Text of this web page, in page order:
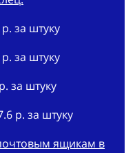
за штуку
за штуку
за штуку
р. за штуку
ящикам в